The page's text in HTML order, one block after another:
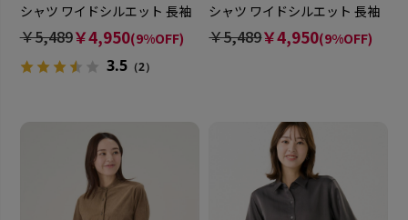
シャツ ワイドシルエット 長袖
綿100% レディース カジュアル
￥5,489￥4,950(9%OFF)
3.5（2）
シャツ ワイドシルエット 長袖
綿100% レディース カジュアル
￥5,489￥4,950(9%OFF)